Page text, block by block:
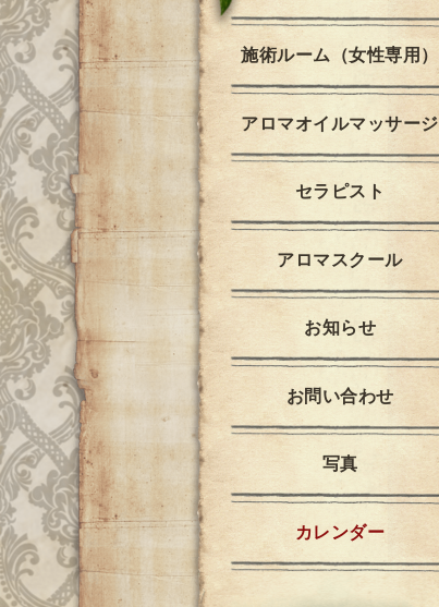
施術ルーム（女性専用）
アロマオイルマッサージ
セラピスト
アロマスクール
お知らせ
お問い合わせ
写真
カレンダー